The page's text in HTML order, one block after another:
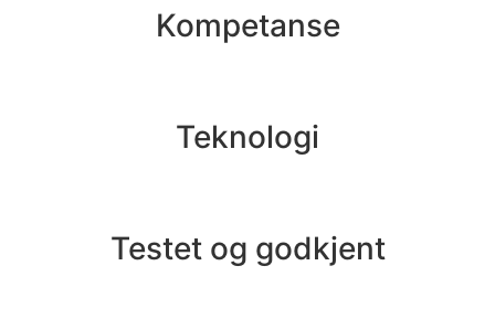
Kompetanse
Teknologi
Testet og godkjent